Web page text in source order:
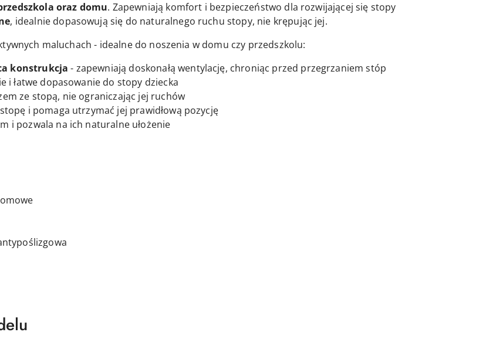
oraz domu. Zapewniają komfort i bezpieczeństwo dla rozwijającej się stopy
, idealnie dopasowują się do naturalnego ruchu stopy, nie krępując jej.
maluchach - idealne do noszenia w domu czy przedszkolu:
konstrukcja - zapewniają doskonałą wentylację, chroniąc przed przegrzaniem stóp
i łatwe dopasowanie do stopy dziecka
ze stopą, nie ograniczając jej ruchów
i pomaga utrzymać jej prawidłową pozycję
i pozwala na ich naturalne ułożenie